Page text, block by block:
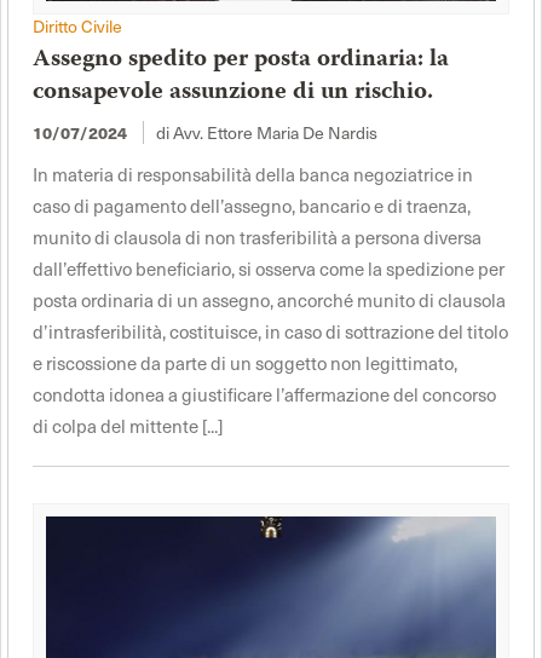
Diritto Civile
Assegno spedito per posta ordinaria: la
consapevole assunzione di un rischio.
10/07/2024 di Avv. Ettore Maria De Nardis
In materia di responsabilità della banca negoziatrice in
caso di pagamento dell’assegno, bancario e di traenza,
munito di clausola di non trasferibilità a persona diversa
dall’effettivo beneficiario, si osserva come la spedizione per
posta ordinaria di un assegno, ancorché munito di clausola
d’intrasferibilità, costituisce, in caso di sottrazione del titolo
e riscossione da parte di un soggetto non legittimato,
condotta idonea a giustificare l’affermazione del concorso
di colpa del mittente [...]